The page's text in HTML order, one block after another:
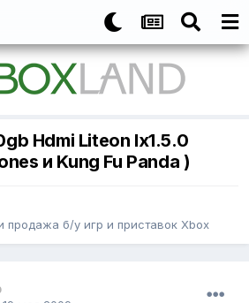
Hdmi Liteon Ix1.5.0
и Kung Fu Panda )
продажа б/у игр и приставок Xbox